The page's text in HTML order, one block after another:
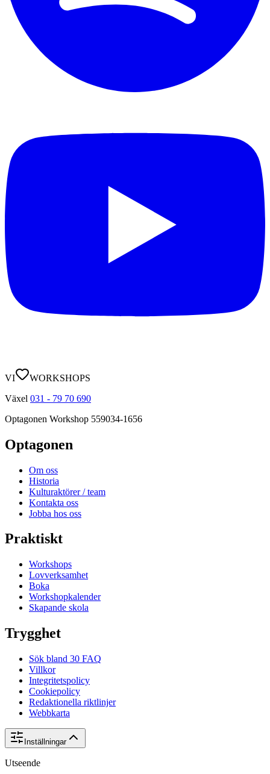
VI
WORKSHOPS
Växel 031 - 79 70 690
Optagonen Workshop 559034-1656
Optagonen
Om oss
Historia
Kulturaktörer / team
Kontakta oss
Jobba hos oss
Praktiskt
Workshops
Lovverksamhet
Boka
Workshopkalender
Skapande skola
Trygghet
Sök bland 30 FAQ
Villkor
Integritetspolicy
Cookiepolicy
Redaktionella riktlinjer
Webbkarta
Inställningar
Utseende